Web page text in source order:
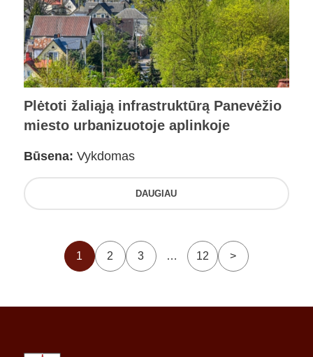
Plėtoti žaliąją infrastruktūrą Panevėžio
miesto urbanizuotoje aplinkoje
Būsena: Vykdomas
DAUGIAU
1 2 3 … 12 >